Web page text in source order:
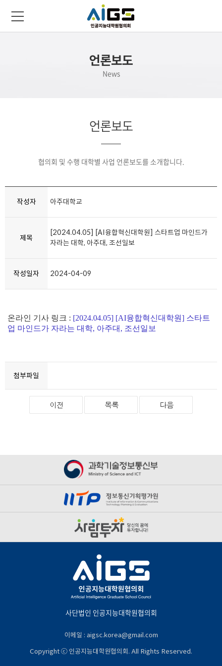
언론보도
News
언론보도
협의회 및 수행 대학별 사업 언론보도를 소개합니다.
작성자 아주대학교
제목
[2024.04.05] [AI융합혁신대학원] 스타트업 마인드가
자라는 대학, 아주대, 조선일보
작성일자 2024-04-09
온라인 기사 링크 : [2024.04.05] [AI융합혁신대학원] 스타트
업 마인드가 자라는 대학, 아주대, 조선일보
첨부파일
사단법인 인공지능대학원협의회
이메일 : aigsc.korea@gmail.com
Copyright ⓒ 인공지능대학원협의회. All Rights Reserved.